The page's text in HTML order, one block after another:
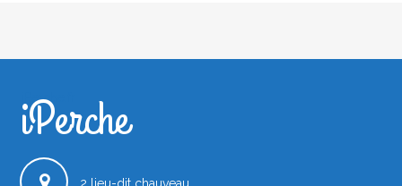
iPerche.fr
iPerche